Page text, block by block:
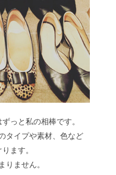
っと私の相棒です。
タイプや素材、色など
ます。
りません。